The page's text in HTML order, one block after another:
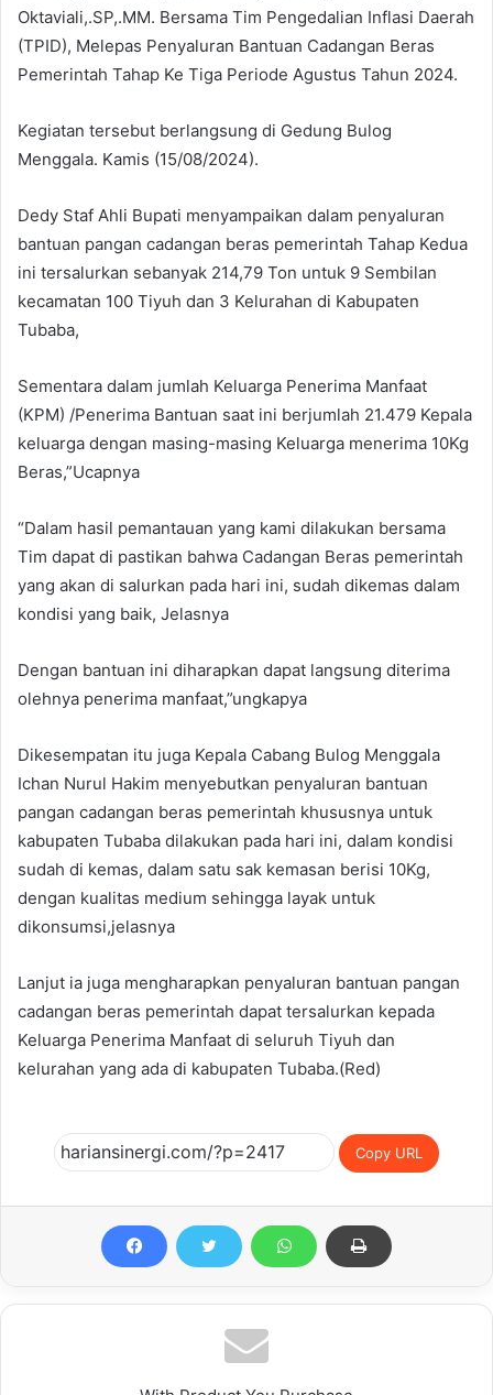
Oktaviali,.SP,.MM. Bersama Tim Pengedalian Inflasi Daerah
(TPID), Melepas Penyaluran Bantuan Cadangan Beras
Pemerintah Tahap Ke Tiga Periode Agustus Tahun 2024.
Kegiatan tersebut berlangsung di Gedung Bulog
Menggala. Kamis (15/08/2024).
Dedy Staf Ahli Bupati menyampaikan dalam penyaluran
bantuan pangan cadangan beras pemerintah Tahap Kedua
ini tersalurkan sebanyak 214,79 Ton untuk 9 Sembilan
kecamatan 100 Tiyuh dan 3 Kelurahan di Kabupaten
Tubaba,
Sementara dalam jumlah Keluarga Penerima Manfaat
(KPM) /Penerima Bantuan saat ini berjumlah 21.479 Kepala
keluarga dengan masing-masing Keluarga menerima 10Kg
Beras,”Ucapnya
“Dalam hasil pemantauan yang kami dilakukan bersama
Tim dapat di pastikan bahwa Cadangan Beras pemerintah
yang akan di salurkan pada hari ini, sudah dikemas dalam
kondisi yang baik, Jelasnya
Dengan bantuan ini diharapkan dapat langsung diterima
olehnya penerima manfaat,”ungkapya
Dikesempatan itu juga Kepala Cabang Bulog Menggala
Ichan Nurul Hakim menyebutkan penyaluran bantuan
pangan cadangan beras pemerintah khususnya untuk
kabupaten Tubaba dilakukan pada hari ini, dalam kondisi
sudah di kemas, dalam satu sak kemasan berisi 10Kg,
dengan kualitas medium sehingga layak untuk
dikonsumsi,jelasnya
Lanjut ia juga mengharapkan penyaluran bantuan pangan
cadangan beras pemerintah dapat tersalurkan kepada
Keluarga Penerima Manfaat di seluruh Tiyuh dan
kelurahan yang ada di kabupaten Tubaba.(Red)
Copy URL